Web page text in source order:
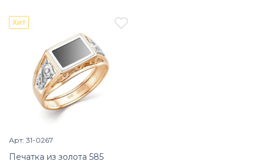
Хит 
 Просмотр изделия
Арт: 31-0267
Печатка из золота 585